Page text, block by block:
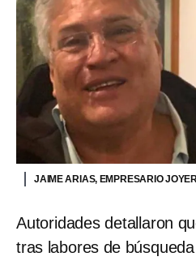
JAIME ARIAS, EMPRESARIO
Autoridades detallaron
tras labores de